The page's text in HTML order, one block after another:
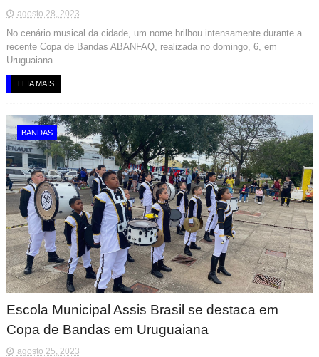
agosto 28, 2023
No cenário musical da cidade, um nome brilhou intensamente durante a
recente Copa de Bandas ABANFAQ, realizada no domingo, 6, em
Uruguaiana....
LEIA MAIS
BANDAS
Escola Municipal Assis Brasil se destaca em
Copa de Bandas em Uruguaiana
agosto 25, 2023